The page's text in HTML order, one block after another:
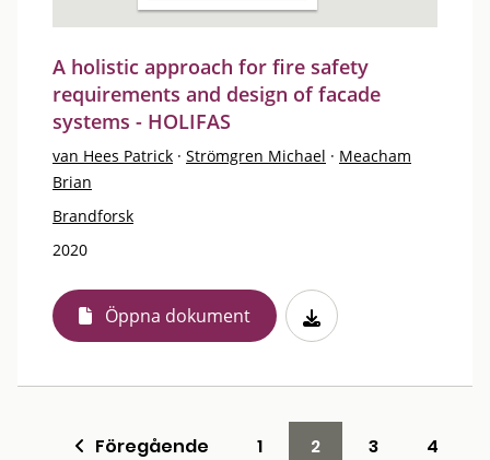
A holistic approach for fire safety
requirements and design of facade
systems - HOLIFAS
van Hees Patrick · Strömgren Michael · Meacham
Brian
Brandforsk
2020
Öppna dokument
Föregående 1 2 3
4